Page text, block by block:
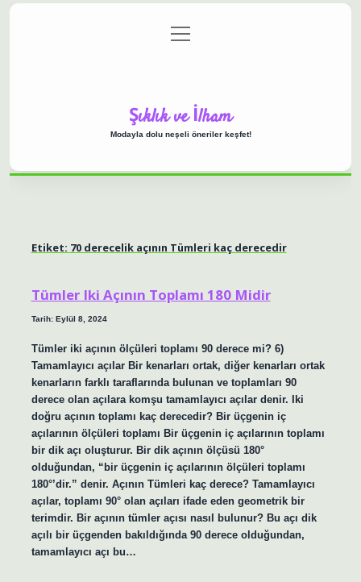
Gizlilik Politikası
menüyü
aç
Şıklık ve İlham
Modayla dolu neşeli öneriler keşfet!
Etiket: 70 derecelik açının Tümleri kaç derecedir
Tümler Iki Açının Toplamı 180 Midir
Tarih: Eylül 8, 2024
Tümler iki açının ölçüleri toplamı 90 derece mi? 6)
Tamamlayıcı açılar Bir kenarları ortak, diğer kenarları ortak
kenarların farklı taraflarında bulunan ve toplamları 90
derece olan açılara komşu tamamlayıcı açılar denir. Iki
doğru açının toplamı kaç derecedir? Bir üçgenin iç
açılarının ölçüleri toplamı Bir üçgenin iç açılarının toplamı
bir dik açı oluşturur. Bir dik açının ölçüsü 180°
olduğundan, “bir üçgenin iç açılarının ölçüleri toplamı
180°’dir.” denir. Açının Tümleri kaç derece? Tamamlayıcı
açılar, toplamı 90° olan açıları ifade eden geometrik bir
terimdir. Bir açının tümler açısı nasıl bulunur? Bu açı dik
açılı bir üçgenden bakıldığında 90 derece olduğundan,
tamamlayıcı açı bu…